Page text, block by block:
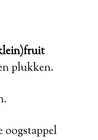
plukken.
oogstappel